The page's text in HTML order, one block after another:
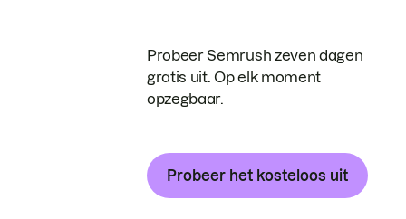
Probeer Semrush zeven dagen
gratis uit. Op elk moment
opzegbaar.
Probeer het kosteloos uit